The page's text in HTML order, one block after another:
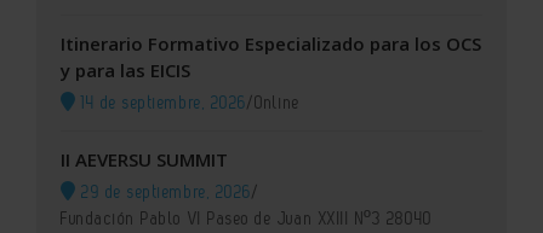
Itinerario Formativo Especializado para los OCS
y para las EICIS
14 de septiembre, 2026/Online
II AEVERSU SUMMIT
29 de septiembre, 2026/
Fundación Pablo VI Paseo de Juan XXIII Nº3 28040